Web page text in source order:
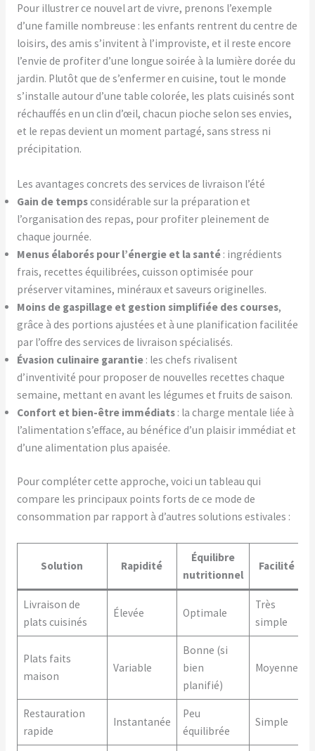
Pour illustrer ce nouvel art de vivre, prenons l’exemple
d’une famille nombreuse : les enfants rentrent du centre de
loisirs, des amis s’invitent à l’improviste, et il reste encore
l’envie de profiter d’une longue soirée à la lumière dorée du
jardin. Plutôt que de s’enfermer en cuisine, tout le monde
s’installe autour d’une table colorée, les plats cuisinés sont
réchauffés en un clin d’œil, chacun pioche selon ses envies,
et le repas devient un moment partagé, sans stress ni
précipitation.
Les avantages concrets des services de livraison l’été
Gain de tempsconsidérable sur la préparation et
l’organisation des repas, pour profiter pleinement de
chaque journée.
Menus élaborés pour l’énergie et la santé: ingrédients
frais, recettes équilibrées, cuisson optimisée pour
préserver vitamines, minéraux et saveurs originelles.
Moins de gaspillage et gestion simplifiée des courses,
grâce à des portions ajustées et à une planification facilitée
par l’offre des services de livraison spécialisés.
Évasion culinaire garantie: les chefs rivalisent
d’inventivité pour proposer de nouvelles recettes chaque
semaine, mettant en avant les légumes et fruits de saison.
Confort et bien-être immédiats: la charge mentale liée à
l’alimentation s’efface, au bénéfice d’un plaisir immédiat et
d’une alimentation plus apaisée.
Pour compléter cette approche, voici un tableau qui
compare les principaux points forts de ce mode de
consommation par rapport à d’autres solutions estivales :
Solution Rapidité
Équilibre
nutritionnel
Facilité
Livraison de
plats cuisinés
Élevée Optimale
Très
simple
Plats faits
maison
Variable
Bonne (si
bien
planifié)
Moyenne
Restauration
rapide
Instantanée
Peu
équilibrée
Simple